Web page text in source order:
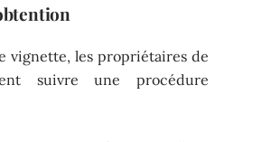
vignette, les propriétaires de
suivre une procédure